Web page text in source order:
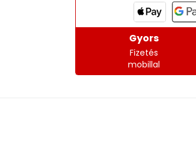
Gyors
Fizetés
mobillal